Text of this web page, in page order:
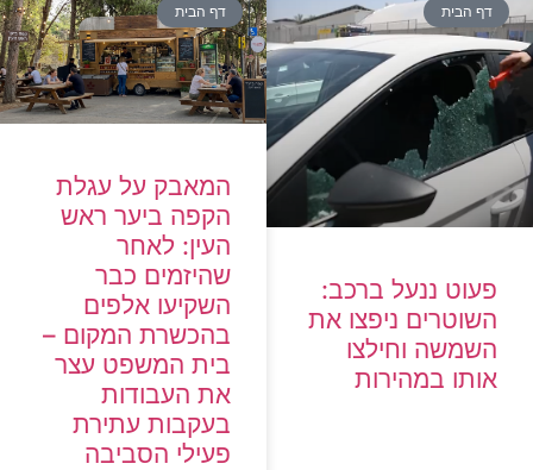
דף הבית
פעוט ננעל ברכב:
השוטרים ניפצו את
השמשה וחילצו
אותו במהירות
דף הבית
המאבק על עגלת
הקפה ביער ראש
העין: לאחר
שהיזמים כבר
השקיעו אלפים
בהכשרת המקום –
בית המשפט עצר
את העבודות
בעקבות עתירת
פעילי הסביבה